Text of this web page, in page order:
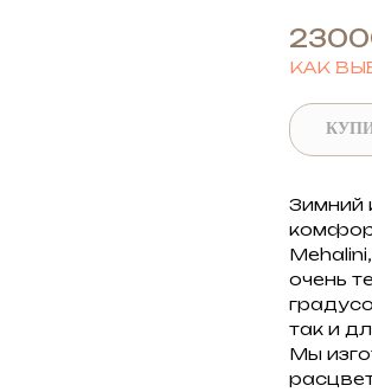
КАК
Зимний
очень
так и
Мы